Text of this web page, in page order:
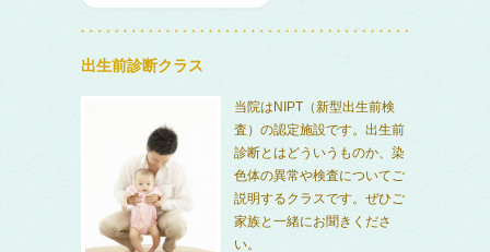
出生前診断クラス
当院はNIPT（新型出生前検
査）の認定施設です。出生前
診断とはどういうものか、染
色体の異常や検査についてご
説明するクラスです。ぜひご
家族と一緒にお聞きくださ
い。